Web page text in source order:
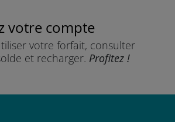
votre compte
votre forfait, consulter
et recharger. Profitez !